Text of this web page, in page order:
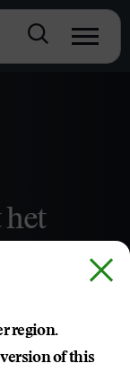
het
region.
of this